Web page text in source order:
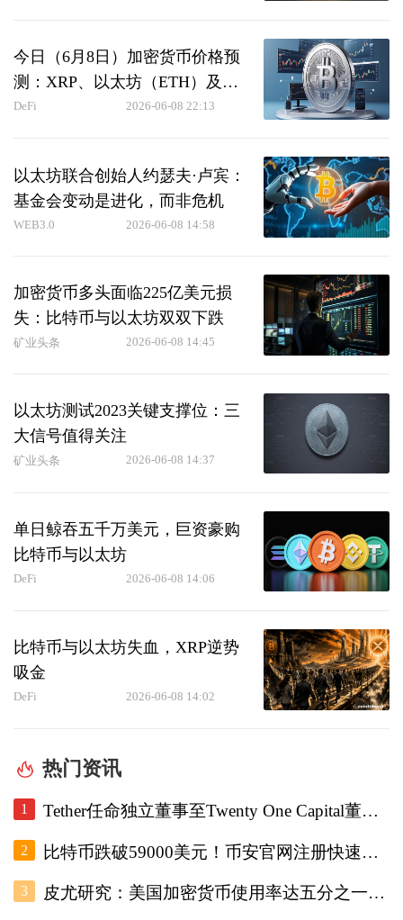
今日（6月8日）加密货币价格预
测：XRP、以太坊（ETH）及狗
狗币（DOGE）
DeFi 2026-06-08 22:13
以太坊联合创始人约瑟夫·卢宾：
基金会变动是进化，而非危机
WEB3.0 2026-06-08 14:58
加密货币多头面临225亿美元损
失：比特币与以太坊双双下跌
矿业头条 2026-06-08 14:45
以太坊测试2023关键支撑位：三
大信号值得关注
矿业头条 2026-06-08 14:37
单日鲸吞五千万美元，巨资豪购
比特币与以太坊
DeFi 2026-06-08 14:06
比特币与以太坊失血，XRP逆势
吸金
DeFi 2026-06-08 14:02
热门资讯
1 Tether任命独立董事至Twenty One Capital董事会，重设审计委员会。
2 比特币跌破59000美元！币安官网注册快速跟进底部研判
3 皮尤研究：美国加密货币使用率达五分之一，调查显示普及趋势增强